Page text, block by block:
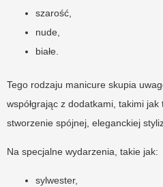
szarość,
nude,
białe.
Tego rodzaju manicure skupia
współgrając z dodatkami, takimi
stworzenie spójnej, eleganckiej
Na specjalne wydarzenia, takie jak:
sylwester,